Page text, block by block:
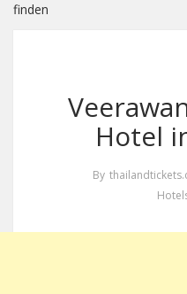
finden
Hotel
By